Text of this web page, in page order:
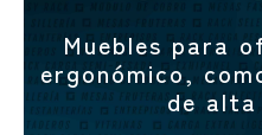
Muebles para
ergonómico,
de